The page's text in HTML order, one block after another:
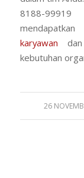
8188-
karyawan
kebutuhan
26 /